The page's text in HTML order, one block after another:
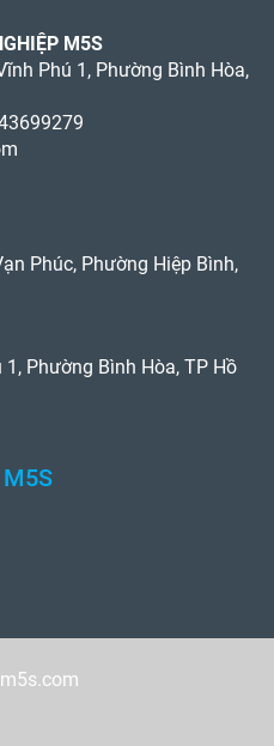
M5S
Phú 1, Phường Bình Hòa,
Phúc, Phường Hiệp Bình,
Phường Bình Hòa, TP Hồ
M5S